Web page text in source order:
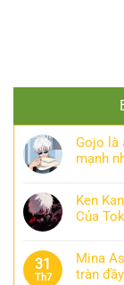
Gojo là
mạnh
Ken
Của
31
Th7
Mina
tràn